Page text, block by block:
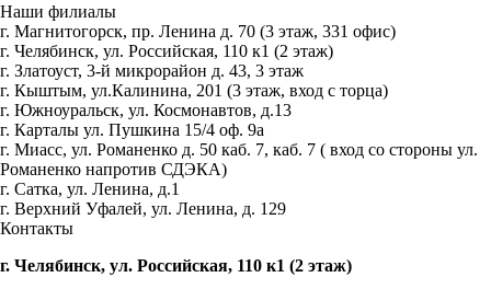
Наши филиалы
г. Магнитогорск, пр. Ленина д. 70 (3 этаж, 331 офис)
г. Челябинск, ул. Российская, 110 к1 (2 этаж)
г. Златоуст, 3-й микрорайон д. 43, 3 этаж
г. Кыштым, ул.Калинина, 201 (3 этаж, вход с торца)
г. Южноуральск, ул. Космонавтов, д.13
г. Карталы ул. Пушкина 15/4 оф. 9а
г. Миасс, ул. Романенко д. 50 каб. 7, каб. 7 ( вход со стороны ул.
Романенко напротив СДЭКА)
г. Сатка, ул. Ленина, д.1
г. Верхний Уфалей, ул. Ленина, д. 129
Контакты
г. Челябинск, ул. Российская, 110 к1 (2 этаж)